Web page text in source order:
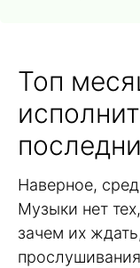
Топ
Наверное,
Музыки нет
зачем их